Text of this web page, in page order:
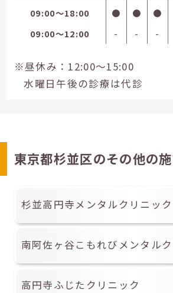
09:00〜18:00 ● ● ●
09:00〜12:00
- - -
※昼休み：12:00～15:00
水曜日午後の診療は代診
東京都杉並区のその他の
杉並高円寺メンタルクリニック
南阿佐ヶ谷こもれびメンタル
高円寺ふじたクリニック